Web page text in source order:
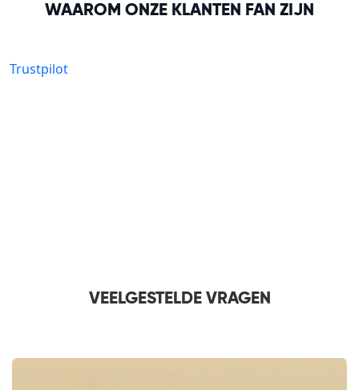
WAAROM ONZE KLANTEN FAN ZIJN
Trustpilot
VEELGESTELDE VRAGEN